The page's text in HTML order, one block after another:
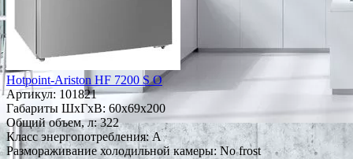
Hotpoint-Ariston HF 7200 S O
Артикул: 101821
Габариты ШxГxВ: 60x69x200
Общий объем, л: 322
Класс энергопотребления: A
Размораживание холодильной камеры: No frost